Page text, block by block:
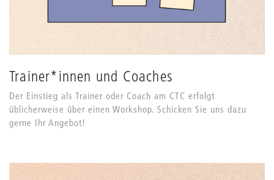
Trainer*innen und Coaches
Der Einstieg als Trainer oder Coach am CTC erfolgt
üblicherweise über einen Workshop. Schicken Sie uns dazu
gerne Ihr Angebot!